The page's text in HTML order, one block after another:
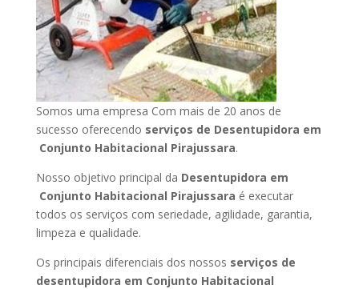
Somos uma empresa Com mais de 20 anos de
sucesso oferecendo serviços de Desentupidora em
Conjunto Habitacional Pirajussara.
Nosso objetivo principal da Desentupidora em
Conjunto Habitacional Pirajussara é executar
todos os serviços com seriedade, agilidade, garantia,
limpeza e qualidade.
Os principais diferenciais dos nossos serviços de
desentupidora em Conjunto Habitacional